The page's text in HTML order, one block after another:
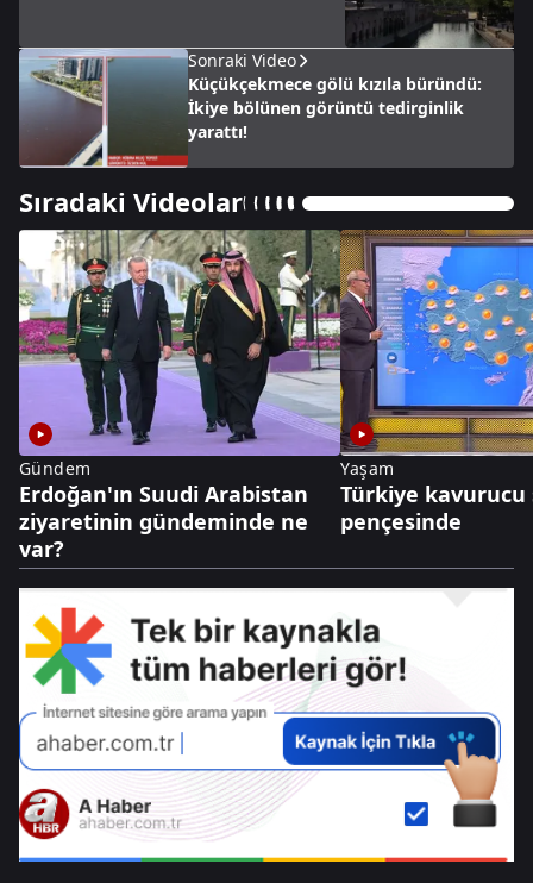
Sonraki Video
Küçükçekmece gölü kızıla büründü:
İkiye bölünen görüntü tedirginlik
yarattı!
Sıradaki Videolar
Gündem
Erdoğan'ın Suudi Arabistan
ziyaretinin gündeminde ne
var?
Yaşam
Türkiye kavurucu
pençesinde